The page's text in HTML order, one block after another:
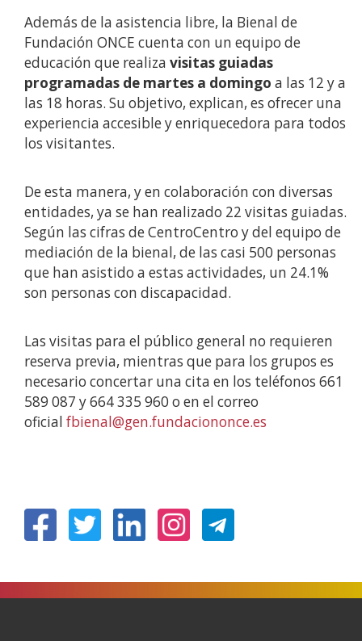
Además de la asistencia libre, la Bienal de
Fundación ONCE cuenta con un equipo de
educación que realiza visitas guiadas
programadas de martes a domingo a las 12 y a
las 18 horas. Su objetivo, explican, es ofrecer una
experiencia accesible y enriquecedora para todos
los visitantes.
De esta manera, y en colaboración con diversas
entidades, ya se han realizado 22 visitas guiadas.
Según las cifras de CentroCentro y del equipo de
mediación de la bienal, de las casi 500 personas
que han asistido a estas actividades, un 24.1%
son personas con discapacidad.
Las visitas para el público general no requieren
reserva previa, mientras que para los grupos es
necesario concertar una cita en los teléfonos 661
589 087 y 664 335 960 o en el correo
oficial fbienal@gen.fundaciononce.es